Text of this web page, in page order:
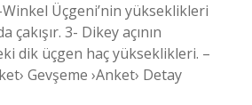
Üçgeni’nin yükseklikleri
çakışır. 3- Dikey açının
dik üçgen haç yükseklikleri. –
Gevşeme ›Anket› Detay